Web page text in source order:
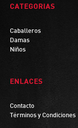
CATEGORIAS
Caballeros
Damas
Niños
ENLACES
Contacto
Términos y Condiciones